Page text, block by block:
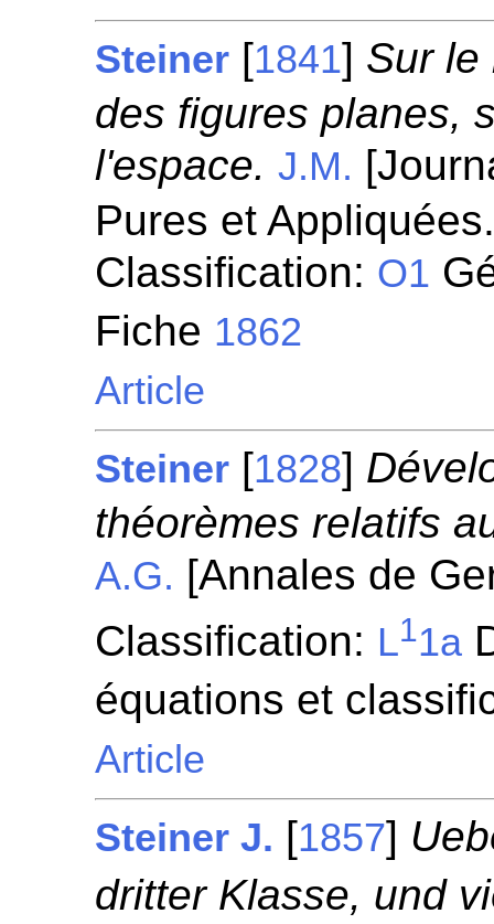
Steiner [1841] Sur le
des figures planes,
l'espace. J.M.
Pures et
Classification: O1
Fiche 1862
Article
Steiner [1828]
théorèmes relatifs
A.G. [Annales de
Classification: L11a
équations et
Article
Steiner J. [1857]
dritter Klasse, und